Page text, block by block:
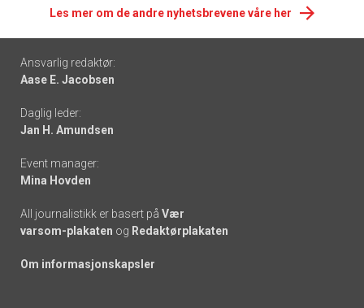
Les mer om de andre nyhetsbrevene våre her
Footer
-
links
Ansvarlig redaktør:
Aase E. Jacobsen
Daglig leder:
Jan H. Amundsen
Event manager:
Mina Hovden
All journalistikk er basert på Vær
varsom-plakaten og Redaktørplakaten
Om informasjonskapsler